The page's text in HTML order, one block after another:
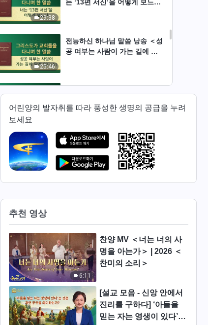
29:38
는 ‘13편 서신’을 어떻게 보느냐
25:46
전능하신 하나님 말씀 낭송 ＜성
공 여부는 사람이 가는 길에 달
려 있다＞(하)
46:05
전능하신 하나님 말씀 낭송 ＜하
나님의 사역과 사람의 사역＞
(상)
39:44
나님의 사역과 사람의 사역＞
30:32
전능하신 하나님 말씀 낭송 ＜3
단계 사역을 아는 것이 하나님을
아는 길이다＞(상)
38:45
전능하신 하나님 말씀 낭송 ＜3
단계 사역을 아는 것이 하나님을
아는 길이다＞(하)
어린양의 발자취를 따라 풍성한 생명의 공급을 누려
보세요
추천 영상
6:11
찬양 MV ＜너는 너의 사
명을 아는가＞ | 2026 ＜
찬미의 소리＞
[설교 모음 - 신앙 안에서
진리를 구하다] ‘아들을
믿는 자는 영생이 있다’는